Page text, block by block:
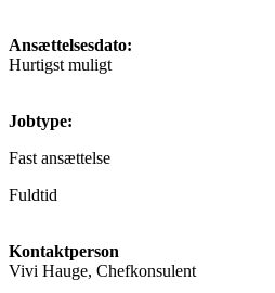
Ansættelsesdato:
Hurtigst muligt
Jobtype:
Fast ansættelse
Fuldtid
Kontaktperson
Vivi Hauge, Chefkonsulent